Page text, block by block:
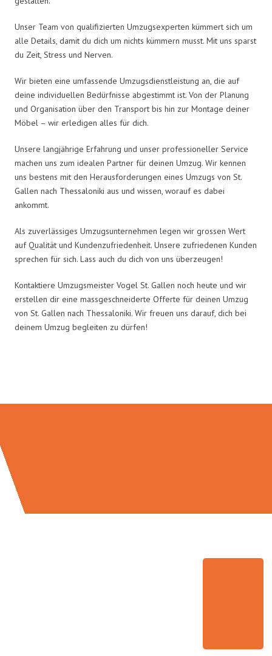
Unser Team von qualifizierten Umzugsexperten kümmert sich um
alle Details, damit du dich um nichts kümmern musst. Mit uns sparst
du Zeit, Stress und Nerven.
Wir bieten eine umfassende Umzugsdienstleistung an, die auf
deine individuellen Bedürfnisse abgestimmt ist. Von der Planung
und Organisation über den Transport bis hin zur Montage deiner
Möbel – wir erledigen alles für dich.
Unsere langjährige Erfahrung und unser professioneller Service
machen uns zum idealen Partner für deinen Umzug. Wir kennen
uns bestens mit den Herausforderungen eines Umzugs von St.
Gallen nach Thessaloniki aus und wissen, worauf es dabei
ankommt.
Als zuverlässiges Umzugsunternehmen legen wir grossen Wert
auf Qualität und Kundenzufriedenheit. Unsere zufriedenen Kunden
sprechen für sich. Lass auch du dich von uns überzeugen!
Kontaktiere Umzugsmeister Vogel St. Gallen noch heute und wir
erstellen dir eine massgeschneiderte Offerte für deinen Umzug
von St. Gallen nach Thessaloniki. Wir freuen uns darauf, dich bei
deinem Umzug begleiten zu dürfen!